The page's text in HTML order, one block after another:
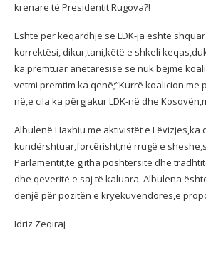
krenare të Presidentit Rugova?!
Është për keqardhje se LDK-ja është
korrektësi, dikur,tani,këtë e shkeli
ka premtuar anëtarësisë se nuk bëjmë
vetmi premtim ka qenë;”Kurrë koalicion me
në,e cila ka përgjakur LDK-në dhe
Albulenë Haxhiu me aktivistët e Lëvizjes,ka
kundërshtuar,forcërisht,në rrugë e
Parlamentit,të gjitha poshtërsitë dhe
dhe qeveritë e saj të kaluara. Albulena
denjë për pozitën e kryekuvendores,e
Idriz Zeqiraj